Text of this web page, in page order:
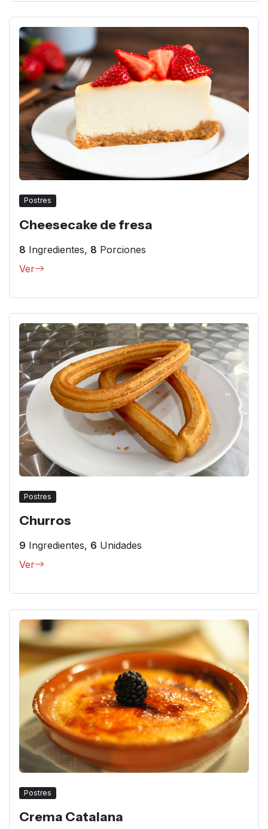
Postres
Cheesecake de fresa
8 Ingredientes, 8 Porciones
Ver
Postres
Churros
9 Ingredientes, 6 Unidades
Ver
Postres
Crema Catalana